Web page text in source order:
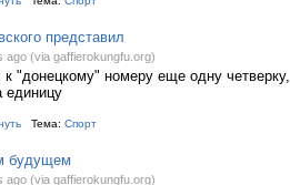
представил
ago (via gaffierokungfu.org)
"донецкому" номеру еще одну четверку,
единицу
Тема: Спорт
будущем
ago (via gaffierokungfu.org)